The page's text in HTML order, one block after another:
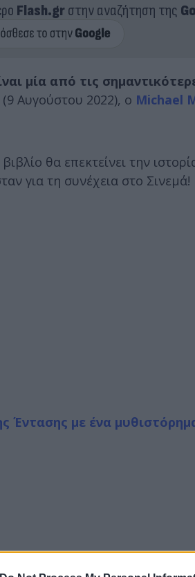
Flash.grστην αναζήτηση της
μία από τις
Αυγούστου 2022), ο Michael
θα επεκτείνει την
για τη συνέχεια στο Σινεμά!
Έντασης με ένα